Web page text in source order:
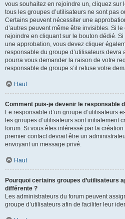
vous souhaitez en rejoindre un, cliquez sur
tous les groupes d’utilisateurs ne sont pas
Certains peuvent nécessiter une
d’autres peuvent même être invisibles. Si
rejoindre en cliquant sur le bouton dédié.
une approbation, vous devez cliquer
responsable du groupe d’utilisateurs devra
pourra vous demander la raison de votre
responsable de groupe s’il refuse votre
Haut
Comment puis-je devenir le responsable
Le responsable d’un groupe d’utilisateurs
les groupes d’utilisateurs sont initialement
forum. Si vous êtes intéressé par la création
premier contact devrait être un
envoyant un message privé.
Haut
Pourquoi certains groupes d’utilisateurs
différente ?
Les administrateurs du forum peuvent
groupe d’utilisateurs afin de faciliter leur